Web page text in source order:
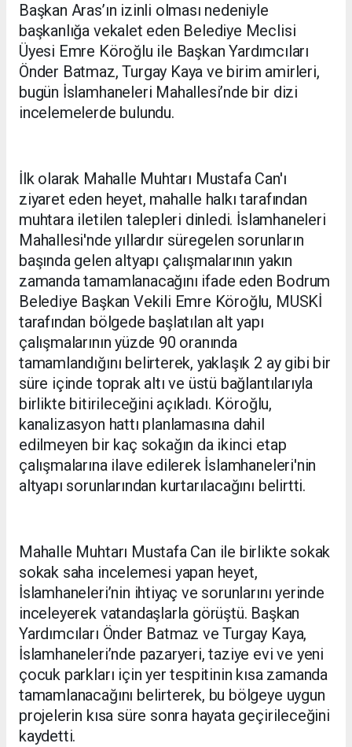
Başkan Aras’ın izinli olması nedeniyle
başkanlığa vekalet eden Belediye Meclisi
Üyesi Emre Köroğlu ile Başkan Yardımcıları
Önder Batmaz, Turgay Kaya ve birim amirleri,
bugün İslamhaneleri Mahallesi’nde bir dizi
incelemelerde bulundu.
İlk olarak Mahalle Muhtarı Mustafa Can'ı
ziyaret eden heyet, mahalle halkı tarafından
muhtara iletilen talepleri dinledi. İslamhaneleri
Mahallesi'nde yıllardır süregelen sorunların
başında gelen altyapı çalışmalarının yakın
zamanda tamamlanacağını ifade eden Bodrum
Belediye Başkan Vekili Emre Köroğlu, MUSKİ
tarafından bölgede başlatılan alt yapı
çalışmalarının yüzde 90 oranında
tamamlandığını belirterek, yaklaşık 2 ay gibi bir
süre içinde toprak altı ve üstü bağlantılarıyla
birlikte bitirileceğini açıkladı. Köroğlu,
kanalizasyon hattı planlamasına dahil
edilmeyen bir kaç sokağın da ikinci etap
çalışmalarına ilave edilerek İslamhaneleri'nin
altyapı sorunlarından kurtarılacağını belirtti.
Mahalle Muhtarı Mustafa Can ile birlikte sokak
sokak saha incelemesi yapan heyet,
İslamhaneleri’nin ihtiyaç ve sorunlarını yerinde
inceleyerek vatandaşlarla görüştü. Başkan
Yardımcıları Önder Batmaz ve Turgay Kaya,
İslamhaneleri’nde pazaryeri, taziye evi ve yeni
çocuk parkları için yer tespitinin kısa zamanda
tamamlanacağını belirterek, bu bölgeye uygun
projelerin kısa süre sonra hayata geçirileceğini
kaydetti.